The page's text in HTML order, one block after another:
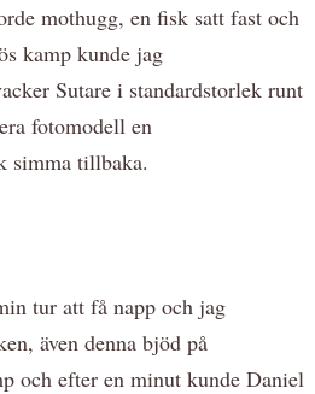
mothugg, en fisk satt fast och
kamp kunde jag
Sutare i standardstorlek runt
fotomodell en
simma tillbaka.
tur att få napp och jag
även denna bjöd på
och efter en minut kunde Daniel